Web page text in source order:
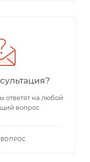
ответят на любой
вопрос
ВОПРОС